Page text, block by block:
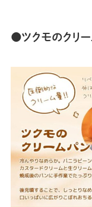
●ツクモのクリ